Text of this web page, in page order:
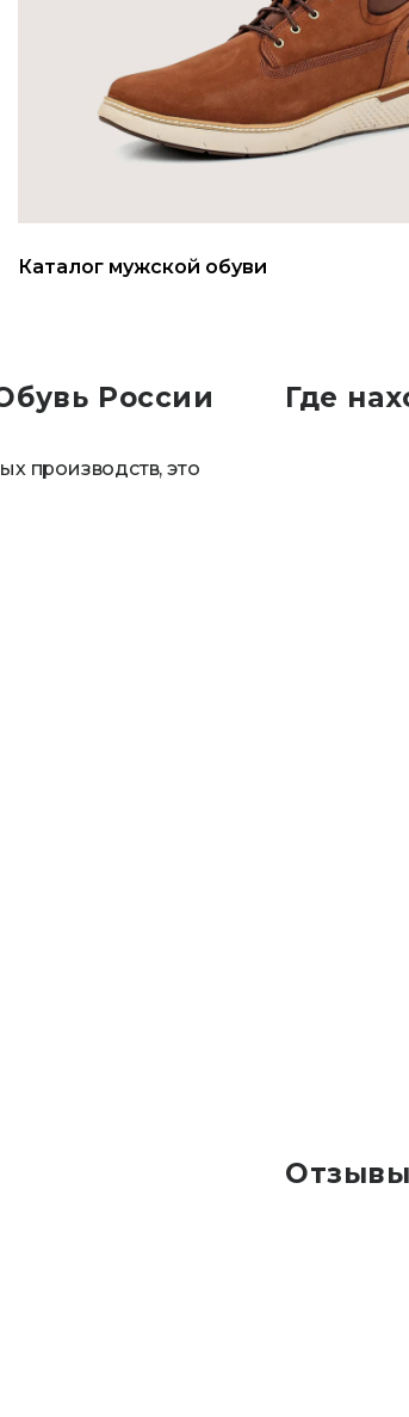
Каталог мужской обуви
России
производств, это
Где